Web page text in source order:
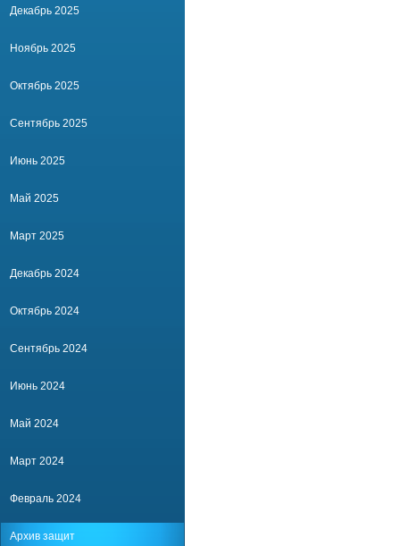
Декабрь 2025
Ноябрь 2025
Октябрь 2025
Сентябрь 2025
Июнь 2025
Май 2025
Март 2025
Декабрь 2024
Октябрь 2024
Сентябрь 2024
Июнь 2024
Май 2024
Март 2024
Февраль 2024
Архив защит